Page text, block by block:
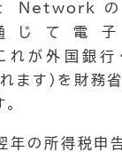
Network
じて電子
が外国銀行
ます）を財務
年の所得税申